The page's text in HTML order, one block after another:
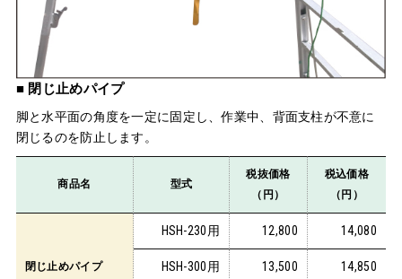
■ 閉じ止めパイプ
脚と水平面の角度を一定に固定し、作業中、背面支柱が不意に
閉じるのを防止します。
商品名 型式
税抜価格
（円）
税込価格
（円）
閉じ止めパイプ
HSH-230用 12,800 14,080
HSH-300用 13,500 14,850